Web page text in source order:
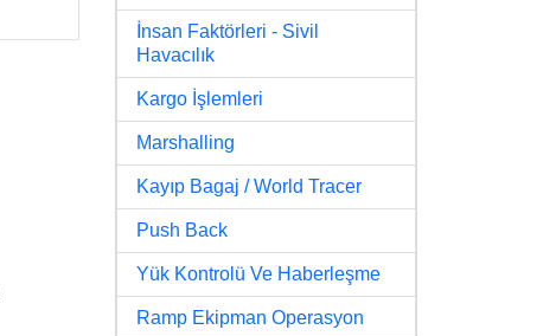
İnsan Faktörleri - Sivil
Havacılık
Kargo İşlemleri
Marshalling
Kayıp Bagaj / World Tracer
Push Back
Yük Kontrolü Ve Haberleşme
Ramp Ekipman Operasyon